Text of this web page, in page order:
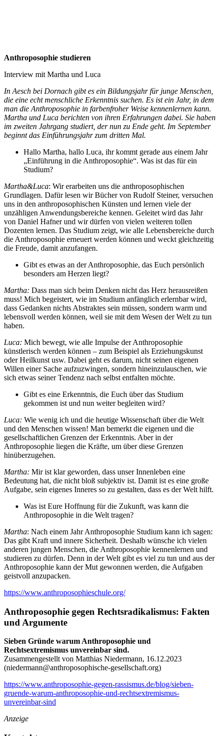
Anthroposophie studieren
Interview mit Martha und Luca
In Aesch bei Dornach gibt es ein Bildungsjahr für junge Menschen,
die eine echt menschliche Erkenntnis suchen. Es ist ein Jahr, in dem
man die Anthroposophie in farbenfroher Weise kennenlernen kann.
Martha und Luca berichten von ihren Erfahrungen dabei. Sie haben
im zweiten Jahrgang studiert, der nun zu Ende geht. Im September
beginnt das Einführungsjahr zum dritten Mal.
Hallo Martha, hallo Luca, ihr kommt gerade aus einem Jahr
„Einführung in die Anthroposophie“. Was ist das für ein
Studium?
Martha&Luca: Wir erarbeiten uns die anthroposophischen
Grundlagen. Dafür lesen wir Bücher von Rudolf Steiner, versuchen
uns in den anthroposophischen Künsten und lernen viele der
unzähligen Anwendungsbereiche kennen. Geleitet wird das Jahr
von Daniel Hafner und wir dürfen von vielen weiteren tollen
Dozenten lernen. Das Studium zeigt, wie alle Lebensbereiche durch
die Anthroposophie erneuert werden können und weckt gleichzeitig
die Freude, damit anzufangen.
Gibt es etwas an der Anthroposophie, das Euch persönlich
besonders am Herzen liegt?
Martha: Dass man sich beim Denken nicht das Herz herausreißen
muss! Mich begeistert, wie im Studium anfänglich erlernbar wird,
dass Gedanken nichts Abstraktes sein müssen, sondern warm und
lebensvoll werden können, weil sie mit dem Wesen der Welt zu tun
haben.
Luca: Mich bewegt, wie alle Impulse der Anthroposophie
künstlerisch werden können – zum Beispiel als Erziehungskunst
oder Heilkunst usw. Dabei geht es darum, nicht seinen eigenen
Willen einer Sache aufzuzwingen, sondern hineinzulauschen, wie
sich etwas seiner Tendenz nach selbst entfalten möchte.
Gibt es eine Erkenntnis, die Euch über das Studium
gekommen ist und nun weiter begleiten wird?
Luca: Wie wenig ich und die heutige Wissenschaft über die Welt
und den Menschen wissen! Man bemerkt die eigenen und die
gesellschaftlichen Grenzen der Erkenntnis. Aber in der
Anthroposophie liegen die Kräfte, um über diese Grenzen
hinüberzugehen.
Martha: Mir ist klar geworden, dass unser Innenleben eine
Bedeutung hat, die nicht bloß subjektiv ist. Damit ist es eine große
Aufgabe, sein eigenes Inneres so zu gestalten, dass es der Welt hilft.
Was ist Eure Hoffnung für die Zukunft, was kann die
Anthroposophie in die Welt tragen?
Martha: Nach einem Jahr Anthroposophie Studium kann ich sagen:
Das gibt Kraft und innere Sicherheit. Deshalb wünsche ich vielen
anderen jungen Menschen, die Anthroposophie kennenlernen und
studieren zu dürfen. Denn in der Welt gibt es viel zu tun und aus der
Anthroposophie kann der Mut gewonnen werden, die Aufgaben
geistvoll anzupacken.
https://www.anthroposophieschule.org/
Anthroposophie gegen Rechtsradikalismus: Fakten
und Argumente
Sieben Gründe warum Anthroposophie und
Rechtsextremismus unvereinbar sind.
Zusammengestellt von Matthias Niedermann, 16.12.2023
(niedermann@anthroposophische-gesellschaft.org)
https://www.anthroposophie-gegen-rassismus.de/blog/sieben-
gruende-warum-anthroposophie-und-rechtsextremismus-
unvereinbar-sind
Anzeige